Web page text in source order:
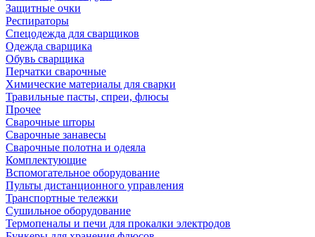
Защитные очки
Респираторы
Спецодежда для сварщиков
Одежда сварщика
Обувь сварщика
Перчатки сварочные
Химические материалы для сварки
Травильные пасты, спреи, флюсы
Прочее
Сварочные шторы
Сварочные занавесы
Сварочные полотна и одеяла
Комплектующие
Вспомогательное оборудование
Пульты дистанционного управления
Транспортные тележки
Сушильное оборудование
Термопеналы и печи для прокалки электродов